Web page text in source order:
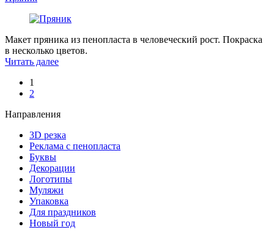
Макет пряника из пенопласта в человеческий рост. Покраска
в несколько цветов.
Читать далее
1
2
Направления
3D резка
Реклама с пенопласта
Буквы
Декорации
Логотипы
Муляжи
Упаковка
Для праздников
Новый год